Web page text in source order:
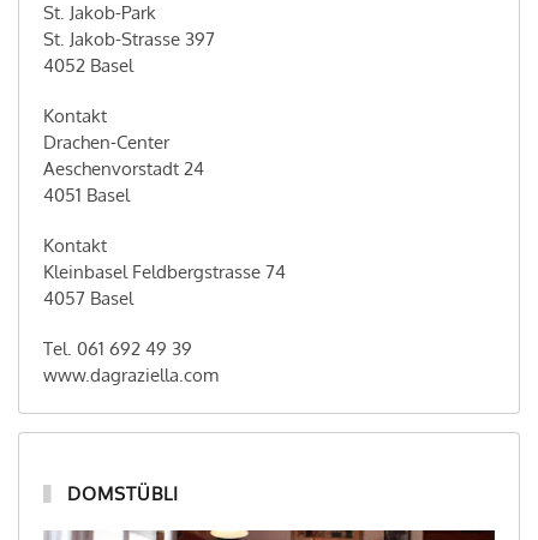
St. Jakob-Park
St. Jakob-Strasse 397
4052 Basel
Kontakt
Drachen-Center
Aeschenvorstadt 24
4051 Basel
Kontakt
Kleinbasel Feldbergstrasse 74
4057 Basel
Tel. 061 692 49 39
www.dagraziella.com
DOMSTÜBLI